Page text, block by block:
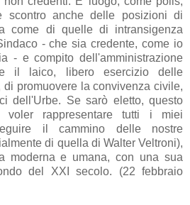
scontro anche delle posizioni di
come di quelle di intransigenza
- che sia credente, come io
- e compito dell'amministrazione
il laico, libero esercizio delle
promuovere la convivenza civile,
dell'Urbe. Se sarò eletto, questo
rappresentare tutti i miei
il cammino delle nostre
di quella di Walter Veltroni),
moderna e umana, con una sua
del XXI secolo. (22 febbraio